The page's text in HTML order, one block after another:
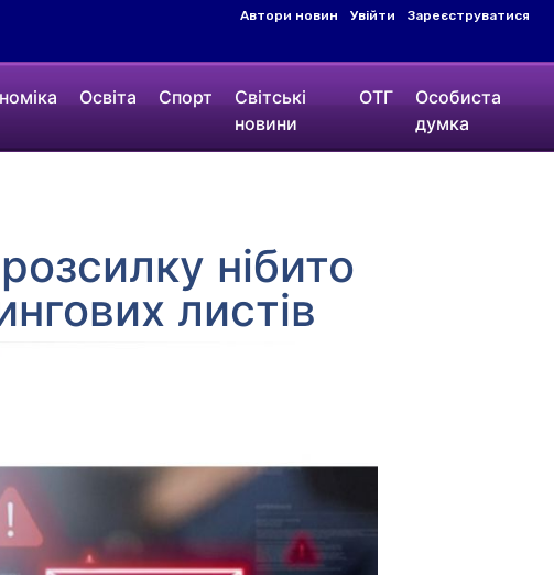
Автори новин Увійти Зареєструватися
Освіта Спорт
Світські
новини
ОТГ
Особиста
думка
нібито
листів